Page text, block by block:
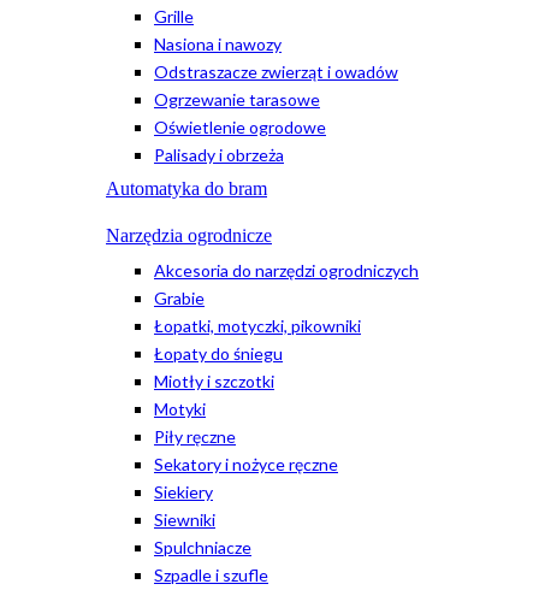
Grille
Nasiona i nawozy
Odstraszacze zwierząt i owadów
Ogrzewanie tarasowe
Oświetlenie ogrodowe
Palisady i obrzeża
Automatyka do bram
Narzędzia ogrodnicze
Akcesoria do narzędzi ogrodniczych
Grabie
Łopatki, motyczki, pikowniki
Łopaty do śniegu
Miotły i szczotki
Motyki
Piły ręczne
Sekatory i nożyce ręczne
Siekiery
Siewniki
Spulchniacze
Szpadle i szufle